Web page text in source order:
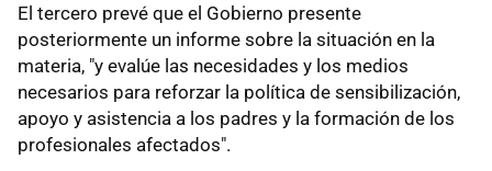
El tercero prevé que el Gobierno presente
posteriormente un informe sobre la situación en la
materia, "y evalúe las necesidades y los medios
necesarios para reforzar la política de sensibilización,
apoyo y asistencia a los padres y la formación de los
profesionales afectados".